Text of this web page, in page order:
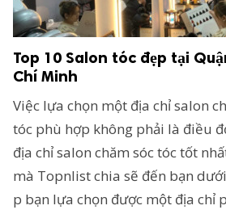
Top 10 Salon tóc đẹp tại
Chí Minh
Việc lựa chọn một địa chỉ salon
tóc phù hợp không phải là điều
địa chỉ salon chăm sóc tóc tốt
mà Topnlist chia sẽ đến bạn
p bạn lựa chọn được một địa chỉ